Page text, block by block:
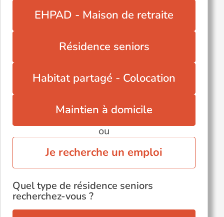
EHPAD - Maison de retraite
Résidence seniors
Habitat partagé - Colocation
Maintien à domicile
ou
Je recherche un emploi
Quel type de résidence seniors
recherchez-vous ?